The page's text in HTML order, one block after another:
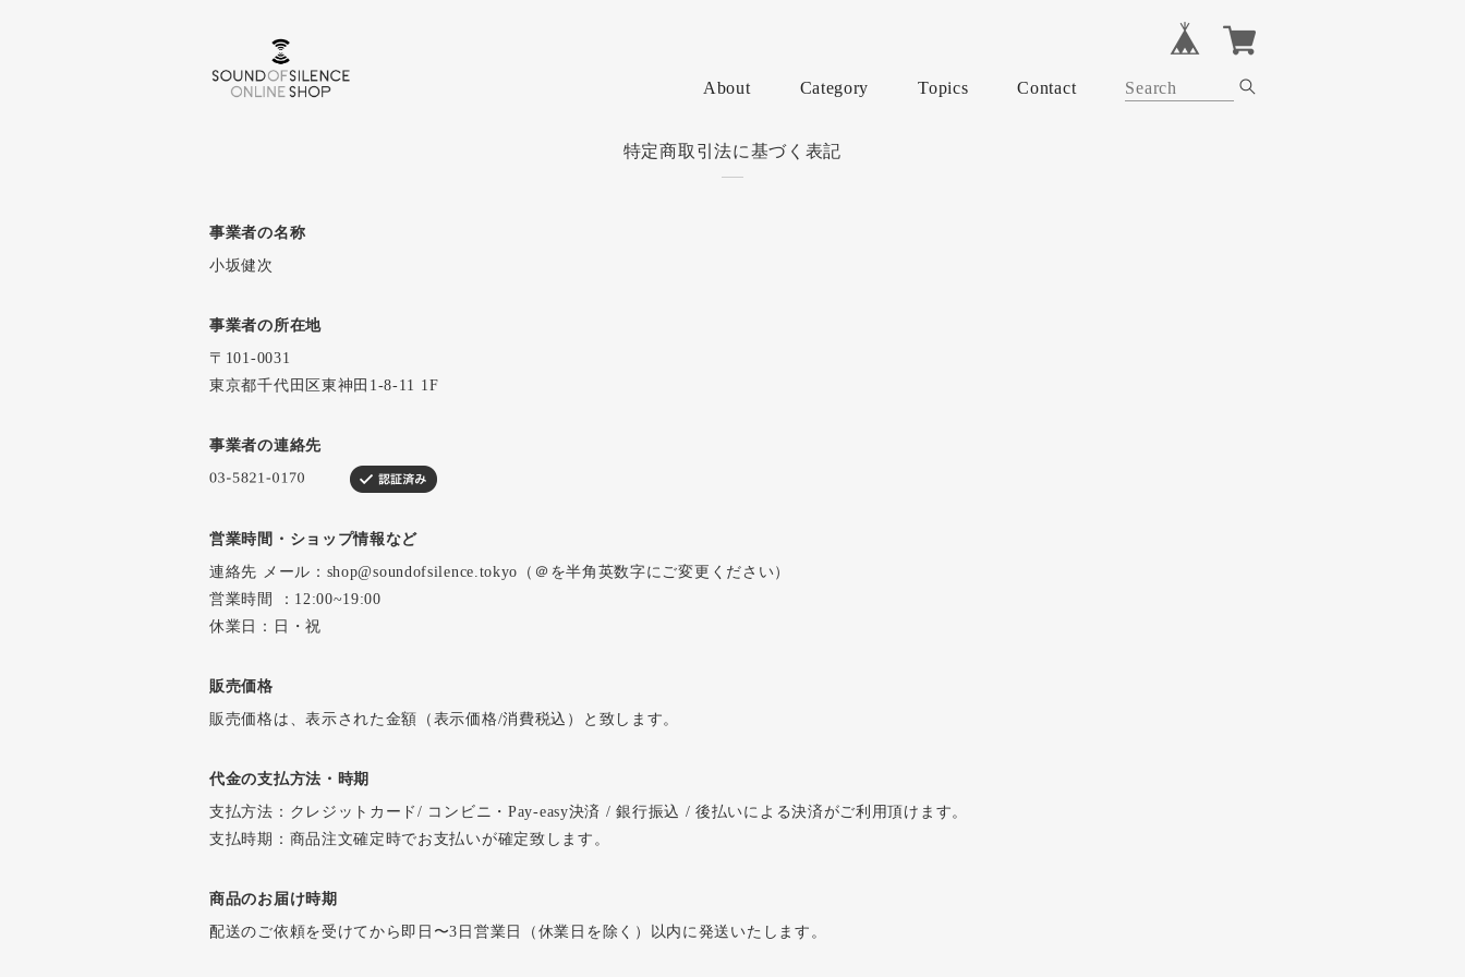
About Category Topics Contact
特定商取引法に基づく表記
事業者の名称
小坂健次
事業者の所在地
〒101-0031
東京都千代田区東神田1-8-11 1F
事業者の連絡先
営業時間・ショップ情報など
連絡先 メール： shop@soundofsilence.tokyo （＠を半角英数字にご変更ください）
営業時間 ：12:00~19:00
休業日：日・祝
販売価格
販売価格は、表示された金額（表示価格/消費税込）と致します。
代金の支払方法・時期
支払方法：クレジットカード/ コンビニ・Pay-easy決済 / 銀行振込 / 後払いによる決済がご利用頂けます。
支払時期：商品注文確定時でお支払いが確定致します。
商品のお届け時期
配送のご依頼を受けてから即日〜3日営業日（休業日を除く）以内に発送いたします。